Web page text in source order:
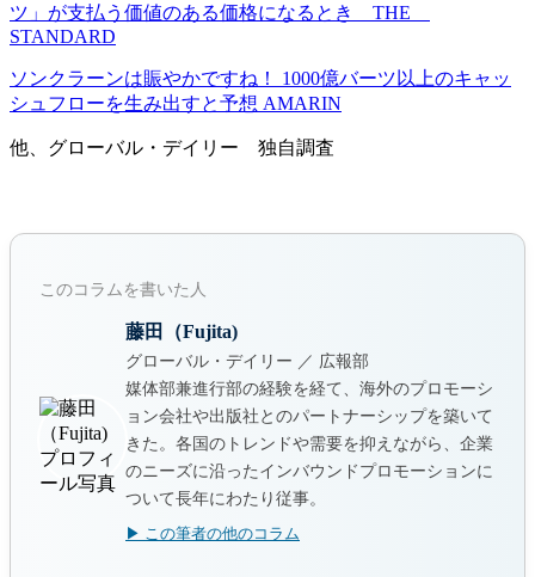
ツ」が支払う価値のある価格になるとき THE
STANDARD
ソンクラーンは賑やかですね！ 1000億バーツ以上のキャッ
シュフローを生み出すと予想 AMARIN
他、グローバル・デイリー 独自調査
このコラムを書いた人
藤田（Fujita)
グローバル・デイリー ／ 広報部
媒体部兼進行部の経験を経て、海外のプロモーシ
ョン会社や出版社とのパートナーシップを築いて
きた。各国のトレンドや需要を抑えながら、企業
のニーズに沿ったインバウンドプロモーションに
ついて長年にわたり従事。
▶ この筆者の他のコラム